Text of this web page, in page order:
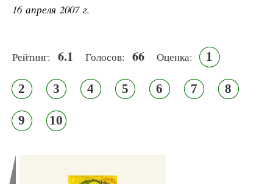
16 апреля 2007 г.
Рейтинг: 6.1 Голосов: 66 Оценка: 1
2 3 4 5 6 7 8
9 10